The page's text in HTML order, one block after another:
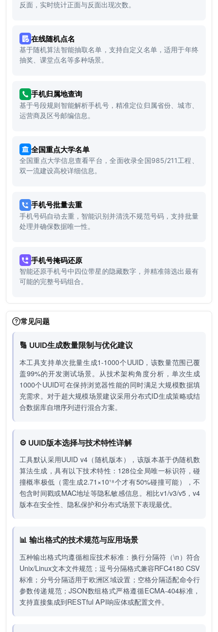
反面，实时统计正面与反面出现次数。
在线随机点名
基于随机算法智能抽取名单，支持自定义名单，适用于年终
抽奖、课堂点名等多种场景。
手机归属地查询
基于号段规则智能解析手机号，精准定位归属省份、城市、
运营商及区号邮编信息。
全国重点大学名单
全国重点大学信息查看平台，全面收录全国985/211工程、
双一流建设高校详细信息。
手机号批量去重
手机号码自动去重，智能识别并清洗不规范号码，支持批量
处理并确保数据唯一性。
手机号掩码还原
智能还原手机号中四位带星的隐藏数字，并精准筛选出最有
可能的完整号码组合。
常见问题
🔢 UUID生成数量限制与优化建议
本工具支持单次批量生成1-1000个UUID，该数量范围已覆
盖99%的开发测试场景。从技术架构角度分析，单次生成
1000个UUID可在保持浏览器性能的同时满足大规模数据填
充需求。对于超大规模场景建议采用分布式ID生成策略或结
合数据库自增序列进行混合方案。
⚙️ UUID版本选择与技术特性详解
工具默认采用UUID v4（随机版本），该版本基于伪随机数
算法生成，具有以下技术特性：128位全局唯一标识符，碰
撞概率极低（需生成2.71×10¹⁸个才有50%碰撞可能），不
包含时间戳或MAC地址等隐私敏感信息。相比v1/v3/v5，v4
版本在安全性、隐私保护和分布式场景下表现最优。
📊 输出格式的技术规范与应用场景
五种输出格式均遵循相应技术标准：换行分隔符（\n）符合
Unix/Linux文本文件规范；逗号分隔格式兼容RFC4180 CSV
标准；分号分隔适用于欧洲区域设置；空格分隔适配命令行
参数传递规范；JSON数组格式严格遵循ECMA-404标准，
支持直接集成到RESTful API响应体或配置文件。